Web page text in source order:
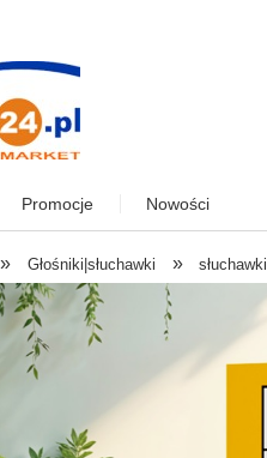
Promocje Nowości
» Głośniki|słuchawki » słuchawki